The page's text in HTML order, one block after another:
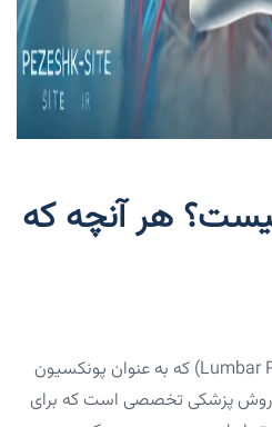
هر آنچه که
مقدمه لومبار پانکچر (Lumbar Puncture) که به عنوان پونکسیون
روش پزشکی تخصصی است که برای